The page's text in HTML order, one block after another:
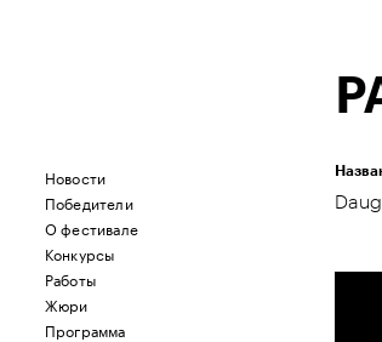
Новости
Победители
О фестивале
Конкурсы
Работы
Жюри
Программа